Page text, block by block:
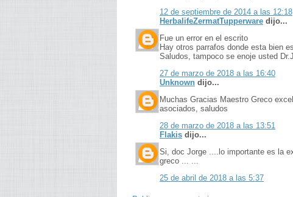
12 de septiembre de 2014 a las 12:18
HerbalifeZermatTupperware dijo...
Fue un error en el escrito
Hay otros parrafos donde esta bien
Saludos, tampoco se enoje usted
27 de marzo de 2018 a las 16:40
Unknown dijo...
Muchas Gracias Maestro Greco
asociados, saludos
28 de marzo de 2018 a las 13:51
Flakis dijo...
Si, doc Jorge ....lo importante es la
greco ... ...
25 de abril de 2018 a las 5:37